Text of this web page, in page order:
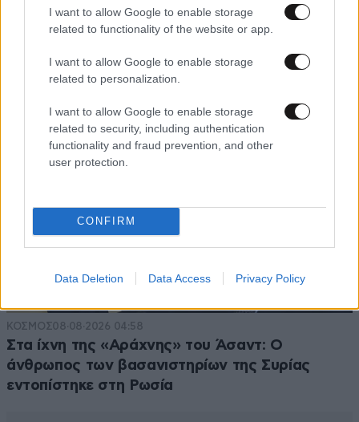
I want to allow Google to enable storage
related to functionality of the website or app.
I want to allow Google to enable storage
related to personalization.
I want to allow Google to enable storage
related to security, including authentication
functionality and fraud prevention, and other
user protection.
CONFIRM
Data Deletion Data Access Privacy Policy
TRENDING
ΚΟΣΜΟΣ08·08·2026 04:58
Στα ίχνη της «Αράχνης» του Άσαντ: Ο
άνθρωπος των βασανιστηρίων της Συρίας
εντοπίστηκε στη Ρωσία